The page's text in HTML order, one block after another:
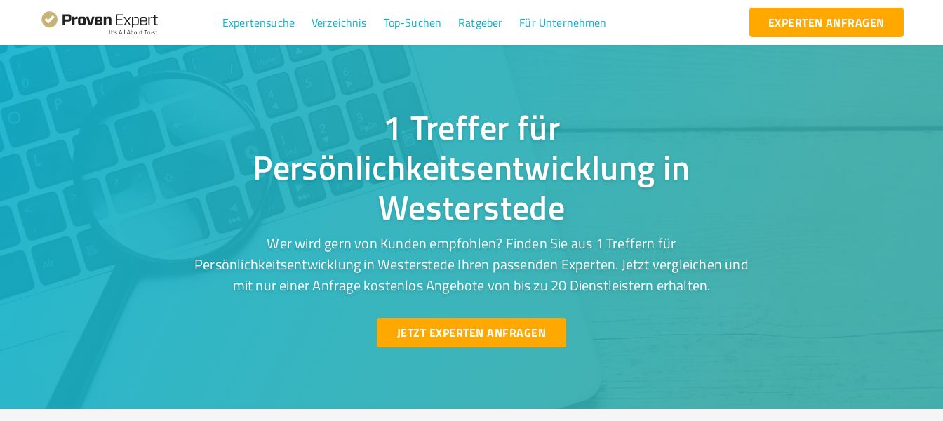
Expertensuche Verzeichnis Top-Suchen Ratgeber Für Unternehmen EXPERTEN ANFRAGEN
1 Treffer für
Persönlichkeitsentwicklung in
Westerstede
Wer wird gern von Kunden empfohlen? Finden Sie aus 1 Treffern für
Persönlichkeitsentwicklung in Westerstede Ihren passenden Experten. Jetzt vergleichen und
mit nur einer Anfrage kostenlos Angebote von bis zu 20 Dienstleistern erhalten.
JETZT EXPERTEN ANFRAGEN